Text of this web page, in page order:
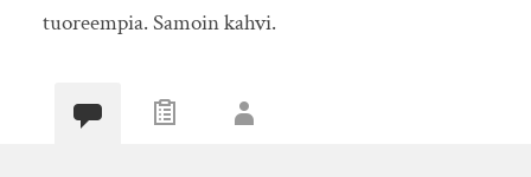
tuoreempia. Samoin kahvi.